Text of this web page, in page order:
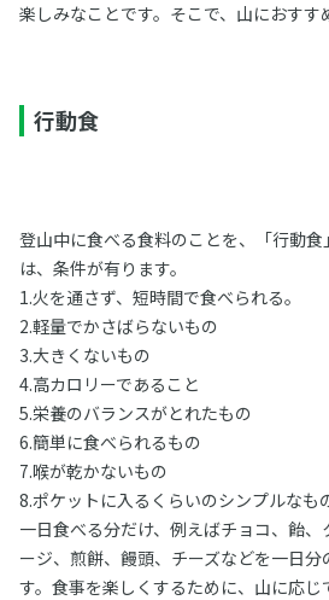
楽しみなことです。そこで、山におすす
行動食
登山中に食べる食料のことを、「行動
は、条件が有ります。
1.火を通さず、短時間で食べられる。
2.軽量でかさばらないもの
3.大きくないもの
4.高カロリーであること
5.栄養のバランスがとれたもの
6.簡単に食べられるもの
7.喉が乾かないもの
8.ポケットに入るくらいのシンプルなも
一日食べる分だけ、例えばチョコ、飴
ージ、煎餅、饅頭、チーズなどを一日分
す。食事を楽しくするために、山に応